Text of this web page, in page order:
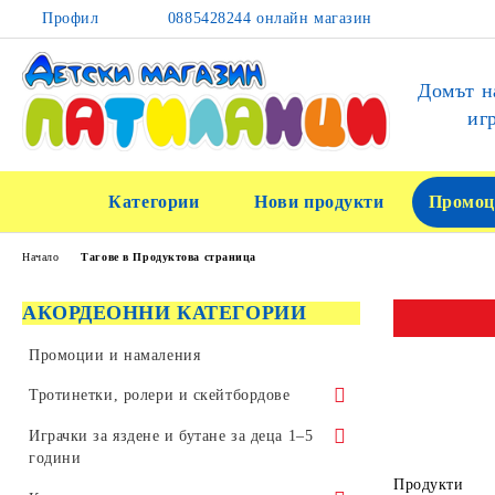
Профил 0885428244 онлайн магазин
Домът
Категории Нови продукти
АКОРДЕОННИ КАТЕГОРИИ
Промоции и намаления
Тротинетки, ролери и скейтбордове
Тротинетки за трикове и скачане
Играчки за яздене и бутане за деца 1–5
години
Начало Тагове в Продуктова страница
Продукти